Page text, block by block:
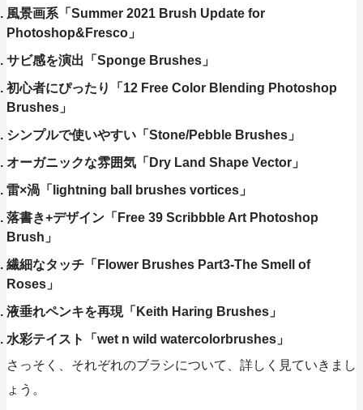
風景画系「Summer 2021 Brush Update for
Photoshop&Fresco」
サビ感を演出「Sponge Brushes」
初心者にぴったり「12 Free Color Blending Photoshop
Brushes」
シンプルで使いやすい「Stone/Pebble Brushes」
オーガニックな雰囲気「Dry Land Shape Vector」
雷×渦「lightning ball brushes vortices」
落書き+デザイン「Free 39 Scribbble Art Photoshop
Brush」
繊細なタッチ「Flower Brushes Part3-The Smell of
Roses」
液垂れペンキを再現「Keith Haring Brushes」
水彩テイスト「wet n wild watercolorbrushes」
さっそく、それぞれのブラシについて、詳しく見ていきまし
ょう。